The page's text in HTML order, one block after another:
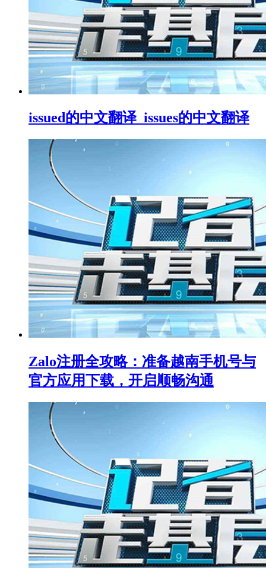
issued的中文翻译_issues的中文翻译
Zalo注册全攻略：准备越南手机号与
官方应用下载，开启顺畅沟通